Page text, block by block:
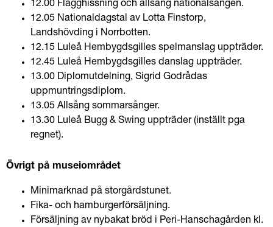
12.00 Flagghissning och allsång nationalsången.
12.05 Nationaldagstal av Lotta Finstorp,
Landshövding i Norrbotten.
12.15 Luleå Hembygdsgilles spelmanslag uppträder.
12.45 Luleå Hembygdsgilles danslag uppträder.
13.00 Diplomutdelning, Sigrid Godrådas
uppmuntringsdiplom.
13.05 Allsång sommarsånger.
13.30 Luleå Bugg & Swing uppträder (inställt pga
regnet).
Övrigt på museiområdet
Minimarknad på storgårdstunet.
Fika- och hamburgerförsäljning.
Försäljning av nybakat bröd i Peri-Hanschagården kl.